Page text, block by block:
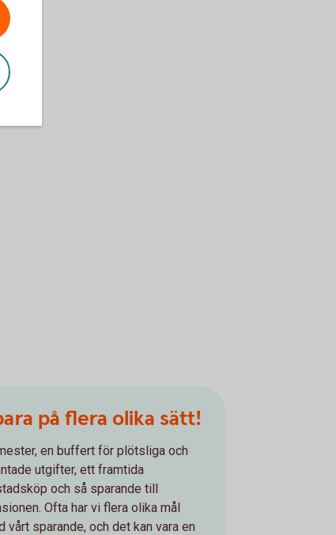
på flera olika sätt!
en buffert för plötsliga och
utgifter, ett framtida
och så sparande till
Ofta har vi flera olika mål
vårt sparande, och det kan vara en